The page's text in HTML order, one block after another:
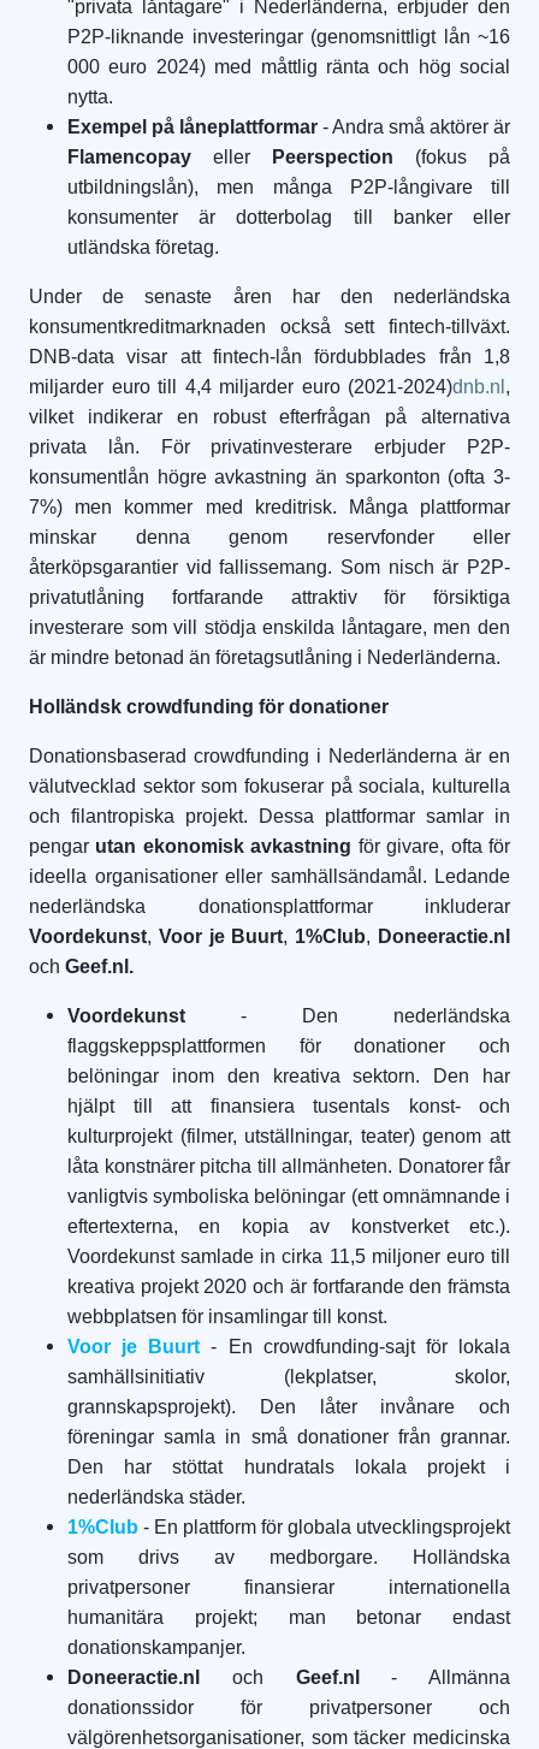
"privata låntagare" i Nederländerna, erbjuder den
P2P-liknande investeringar (genomsnittligt lån ~16
000 euro 2024) med måttlig ränta och hög social
nytta.
Exempel på låneplattformar - Andra små aktörer är
Flamencopay eller Peerspection (fokus på
utbildningslån), men många P2P-långivare till
konsumenter är dotterbolag till banker eller
utländska företag.
Under de senaste åren har den nederländska
konsumentkreditmarknaden också sett fintech-tillväxt.
DNB-data visar att fintech-lån fördubblades från 1,8
miljarder euro till 4,4 miljarder euro (2021-2024)dnb.nl ,
vilket indikerar en robust efterfrågan på alternativa
privata lån. För privatinvesterare erbjuder P2P-
konsumentlån högre avkastning än sparkonton (ofta 3-
7%) men kommer med kreditrisk. Många plattformar
minskar denna genom reservfonder eller
återköpsgarantier vid fallissemang. Som nisch är P2P-
privatutlåning fortfarande attraktiv för försiktiga
investerare som vill stödja enskilda låntagare, men den
är mindre betonad än företagsutlåning i Nederländerna.
Holländsk crowdfunding för donationer
Donationsbaserad crowdfunding i Nederländerna är en
välutvecklad sektor som fokuserar på sociala, kulturella
och filantropiska projekt. Dessa plattformar samlar in
pengar utan ekonomisk avkastning för givare, ofta för
ideella organisationer eller samhällsändamål. Ledande
nederländska donationsplattformar inkluderar
Voordekunst, Voor je Buurt, 1%Club, Doneeractie.nl
och Geef.nl.
Voordekunst - Den nederländska
flaggskeppsplattformen för donationer och
belöningar inom den kreativa sektorn. Den har
hjälpt till att finansiera tusentals konst- och
kulturprojekt (filmer, utställningar, teater) genom att
låta konstnärer pitcha till allmänheten. Donatorer får
vanligtvis symboliska belöningar (ett omnämnande i
eftertexterna, en kopia av konstverket etc.).
Voordekunst samlade in cirka 11,5 miljoner euro till
kreativa projekt 2020 och är fortfarande den främsta
webbplatsen för insamlingar till konst.
Voor je Buurt - En crowdfunding-sajt för lokala
samhällsinitiativ (lekplatser, skolor,
grannskapsprojekt). Den låter invånare och
föreningar samla in små donationer från grannar.
Den har stöttat hundratals lokala projekt i
nederländska städer.
1%Club - En plattform för globala utvecklingsprojekt
som drivs av medborgare. Holländska
privatpersoner finansierar internationella
humanitära projekt; man betonar endast
donationskampanjer.
Doneeractie.nl
och Geef.nl
- Allmänna
donationssidor för privatpersoner och
välgörenhetsorganisationer, som täcker medicinska